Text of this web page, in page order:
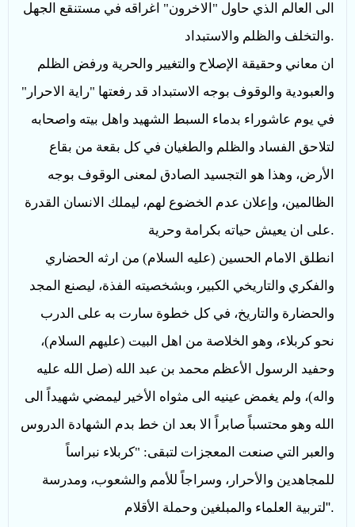
الى العالم الذي حاول "الاخرون" اغراقه في مستنقع الجهل
والتخلف والظلم والاستبداد.
ان معاني وحقيقة الإصلاح والتغيير والحرية ورفض الظلم
والعبودية والوقوف بوجه الاستبداد قد رفعتها "راية الاحرار"
في يوم عاشوراء بدماء السبط الشهيد واهل بيته واصحابه
لتلاحق الفساد والظلم والطغيان في كل بقعة من بقاع
الأرض، وهذا هو التجسيد الصادق لمعنى الوقوف بوجه
الظالمين، وإعلان عدم الخضوع لهم، ليملك الانسان القدرة
على ان يعيش حياته بكرامة وحرية.
انطلق الامام الحسين (عليه السلام) من ارثه الحضاري
والفكري والتاريخي الكبير، وبشخصيته الفذة، ليصنع المجد
والحضارة والتاريخ، في كل خطوة سارت به على الدرب
نحو كربلاء، وهو الخلاصة من اهل البيت (عليهم السلام)،
وحفيد الرسول الأعظم محمد بن عبد الله (صل الله عليه
واله)، ولم يغمض عينيه الى مثواه الأخير ليمضي شهيداً الى
الله وهو محتسباً صابراً الا بعد ان خط بدم الشهادة الدروس
والعبر التي صنعت المعجزات لتبقى: "كربلاء نبراساً
للمجاهدين والأحرار، وسراجاً للأمم والشعوب، ومدرسة
لتربية العلماء والمبلغين وحملة الأقلام".